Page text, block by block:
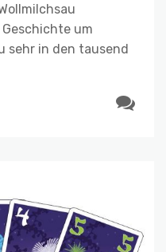
um
sehr in den tausend